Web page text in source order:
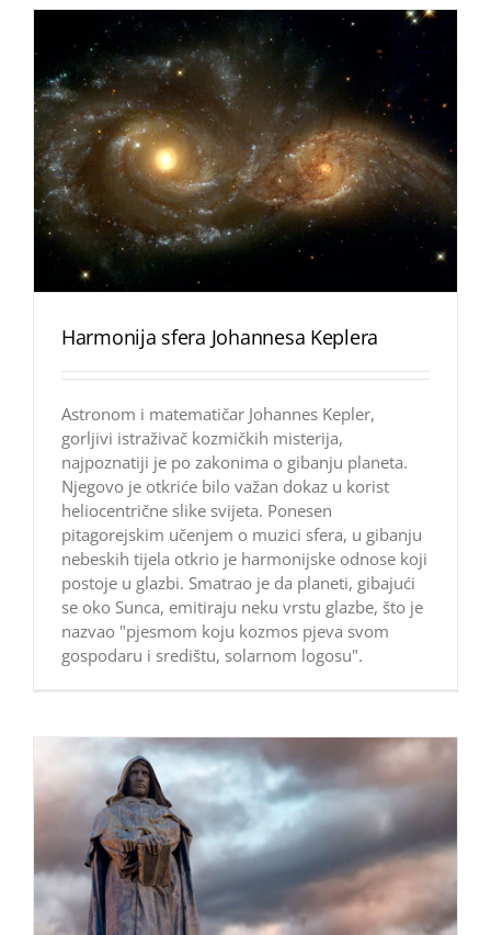
Harmonija sfera Johannesa Keplera
Astronom i matematičar Johannes Kepler,
gorljivi istraživač kozmičkih misterija,
najpoznatiji je po zakonima o gibanju planeta.
Njegovo je otkriće bilo važan dokaz u korist
heliocentrične slike svijeta. Ponesen
pitagorejskim učenjem o muzici sfera, u gibanju
nebeskih tijela otkrio je harmonijske odnose koji
postoje u glazbi. Smatrao je da planeti, gibajući
se oko Sunca, emitiraju neku vrstu glazbe, što je
nazvao "pjesmom koju kozmos pjeva svom
gospodaru i središtu, solarnom logosu".